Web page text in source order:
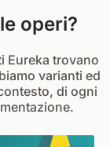
operi?
Eureka trovano
varianti ed
di ogni